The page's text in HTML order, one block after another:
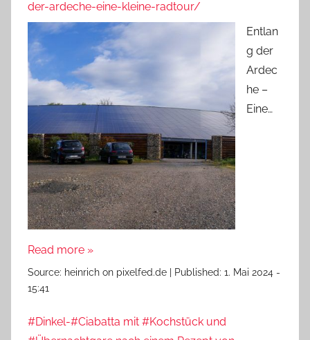
der-ardeche-eine-kleine-radtour/
Entlan
g der
Ardec
he –
Eine…
Read more »
Source: heinrich on pixelfed.de Published: 1. Mai 2024 -
15:41
#Dinkel-#Ciabatta mit #Kochstück und